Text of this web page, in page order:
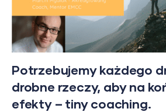
Potrzebujemy każdego
drobne rzeczy, aby na
efekty – tiny coaching.